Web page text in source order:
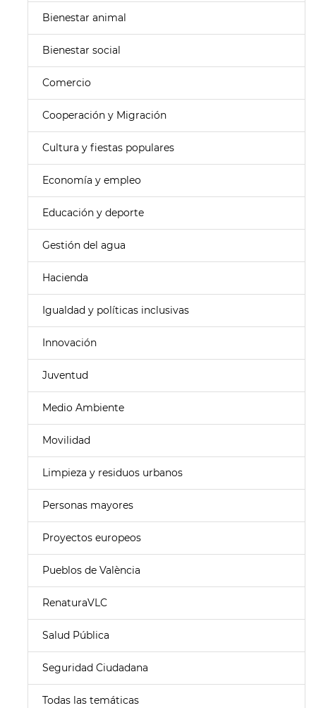
Bienestar animal
Bienestar social
Comercio
Cooperación y Migración
Cultura y fiestas populares
Economía y empleo
Educación y deporte
Gestión del agua
Hacienda
Igualdad y políticas inclusivas
Innovación
Juventud
Medio Ambiente
Movilidad
Limpieza y residuos urbanos
Personas mayores
Proyectos europeos
Pueblos de València
RenaturaVLC
Salud Pública
Seguridad Ciudadana
Todas las temáticas